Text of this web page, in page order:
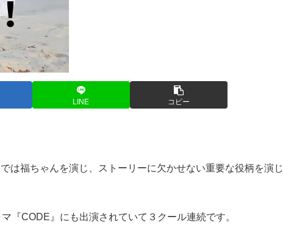
LINE コピー
は福ちゃんを演じ、ストーリーに欠かせない重要な役柄を演じ
『CODE』にも出演されていて３クール連続です。